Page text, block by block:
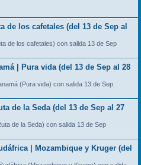
de los cafetales (del 13 de Sep al
de los cafetales) con salida 13 de Sep
| Pura vida (del 13 de Sep al 28
(Pura vida) con salida 13 de Sep
de la Seda (del 13 de Sep al 27
de la Seda) con salida 13 de Sep
| Mozambique y Kruger (del